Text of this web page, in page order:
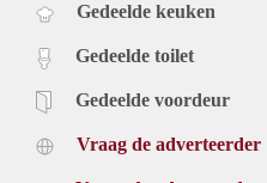
Gedeelde keuken
Gedeelde toilet
Gedeelde voordeur
Vraag de adverteerder